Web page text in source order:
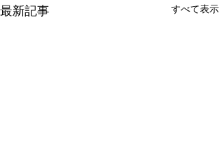
最新記事 すべて表示